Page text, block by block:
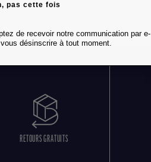
RETOURS GRATUITS
pas cette fois
de recevoir notre communication par e-
désinscrire à tout moment.